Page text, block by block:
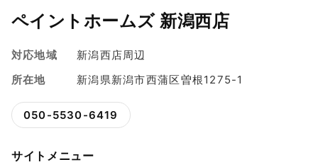
ペイントホームズ 新潟西店
対応地域
新潟西店周辺
所在地
新潟県新潟市西蒲区曽根1275-1
050-5530-6419
サイトメニュー